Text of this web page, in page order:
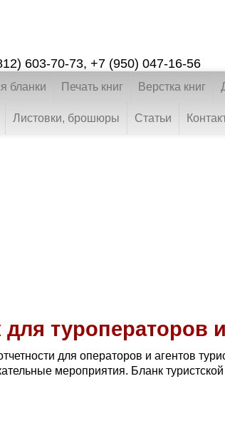
603-70-73, +7 (950) 047-16-56
бланки Печать книг Верстка книг
Листовки, брошюры Статьи
туроператоров
для операторов и агентов
мероприятия. Бланк